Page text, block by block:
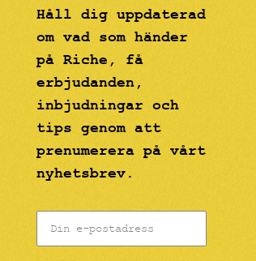
Håll dig uppdaterad
om vad som händer
på Riche, få
erbjudanden,
inbjudningar och
tips genom att
prenumerera på vårt
nyhetsbrev.